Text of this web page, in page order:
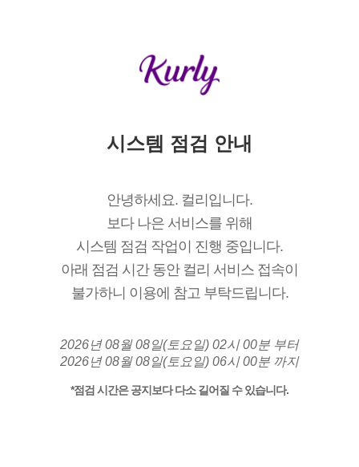
시스템 점검 안내
안녕하세요. 컬리입니다.
보다 나은 서비스를 위해
시스템 점검 작업이 진행 중입니다.
아래 점검 시간 동안 컬리 서비스 접속이
불가하니 이용에 참고 부탁드립니다.
2026년 08월 08일(토요일) 02시 00분 부터
2026년 08월 08일(토요일) 06시 00분 까지
*점검 시간은 공지보다 다소 길어질 수 있습니다.